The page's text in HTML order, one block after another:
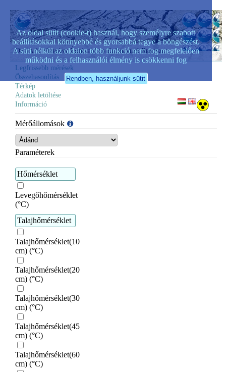
Operatív Vízhiány Értékelő és Előrejelző Rendszer
Legfrissebb mérések
Összehasonlítás
Térkép
Adatok letöltése
Információ
Mérőállomások
Paraméterek
Hőmérséklet
Levegőhőmérséklet
(°C)
Talajhőmérséklet
Talajhőmérséklet(10
cm) (°C)
Talajhőmérséklet(20
cm) (°C)
Talajhőmérséklet(30
cm) (°C)
Talajhőmérséklet(45
cm) (°C)
Talajhőmérséklet(60
cm) (°C)
Az oldal sütit (cookie-t) használ, hogy személyre szabott
beállításokkal könnyebbé és gyorsabbá tegye a böngészést.
A süti nélkül az oldalon több funkció nem fog megfelelően
működni és a felhasználói élmény is csökkenni fog